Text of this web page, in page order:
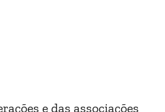
e das associações